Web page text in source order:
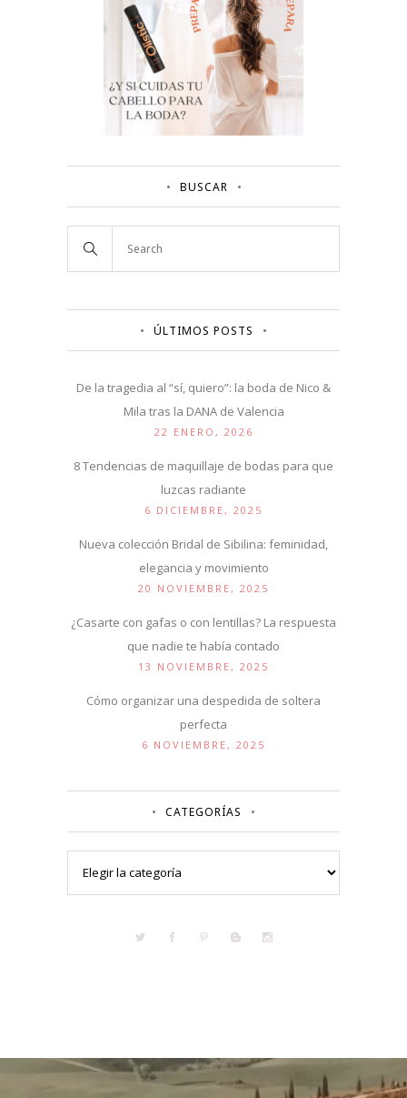
BUSCAR
ÚLTIMOS POSTS
De la tragedia al “sí, quiero”: la boda de Nico &
Mila tras la DANA de Valencia
22 ENERO, 2026
8 Tendencias de maquillaje de bodas para que
luzcas radiante
6 DICIEMBRE, 2025
Nueva colección Bridal de Sibilina: feminidad,
elegancia y movimiento
20 NOVIEMBRE, 2025
¿Casarte con gafas o con lentillas? La respuesta
que nadie te había contado
13 NOVIEMBRE, 2025
Cómo organizar una despedida de soltera
perfecta
6 NOVIEMBRE, 2025
CATEGORÍAS